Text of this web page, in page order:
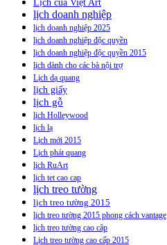
Lịch của Việt Art
lịch doanh nghiệp
lịch doanh nghiệp 2025
lịch doanh nghiệp độc quyền
lịch doanh nghiệp độc quyền 2015
lịch dành cho các bà nội trợ
Lịch dạ quang
lịch giấy
lịch gỗ
lịch Holleywood
lịch lạ
Lịch mới 2015
Lịch phát quang
lịch RuArt
lịch tet cao cap
lịch treo tường
lịch treo tường 2015
lịch treo tường 2015 phong cách vantage
lịch treo tường cao câp
Lịch treo tường cao cấp 2015